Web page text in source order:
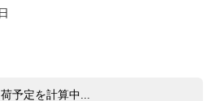
予定を計算中...